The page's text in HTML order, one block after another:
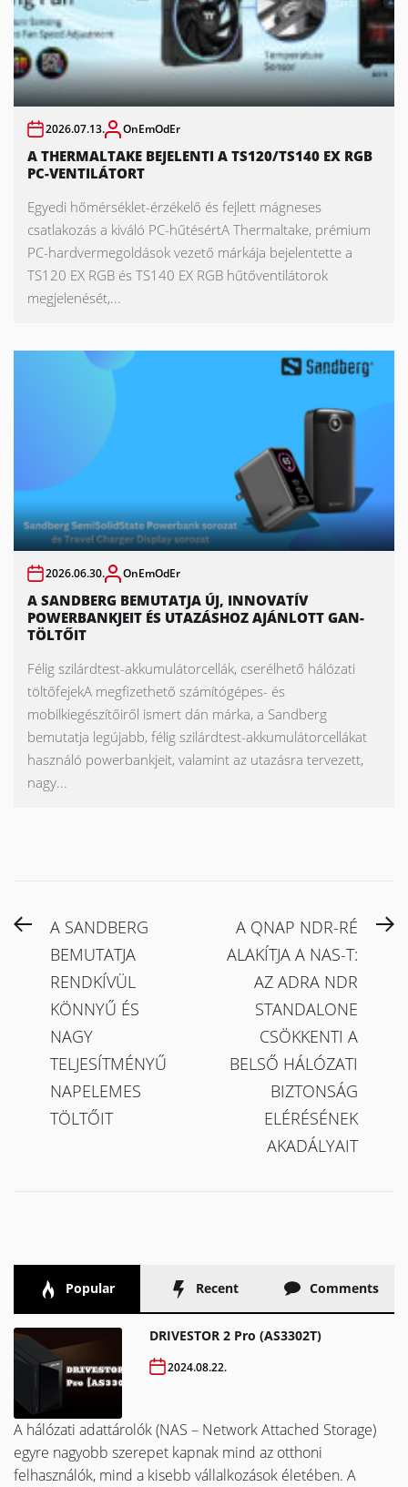
2026.07.13. OnEmOdEr
A THERMALTAKE BEJELENTI A TS120/TS140 EX RGB
PC-VENTILÁTORT
Egyedi hőmérséklet-érzékelő és fejlett mágneses
csatlakozás a kiváló PC-hűtésértA Thermaltake, prémium
PC-hardvermegoldások vezető márkája bejelentette a
TS120 EX RGB és TS140 EX RGB hűtőventilátorok
megjelenését,...
2026.06.30. OnEmOdEr
A SANDBERG BEMUTATJA ÚJ, INNOVATÍV
POWERBANKJEIT ÉS UTAZÁSHOZ AJÁNLOTT GAN-
TÖLTŐIT
Félig szilárdtest-akkumulátorcellák, cserélhető hálózati
töltőfejekA megfizethető számítógépes- és
mobilkiegészítőiről ismert dán márka, a Sandberg
bemutatja legújabb, félig szilárdtest-akkumulátorcellákat
használó powerbankjeit, valamint az utazásra tervezett,
nagy...
Bejegyzés
navigáció
PreviousA SANDBERG
BEMUTATJA
RENDKÍVÜL
KÖNNYŰ ÉS
NAGY
TELJESÍTMÉNYŰ
NAPELEMES
TÖLTŐIT
A QNAP NDR-RÉ
ALAKÍTJA A NAS-T:
AZ ADRA NDR
STANDALONE
CSÖKKENTI A
BELSŐ HÁLÓZATI
BIZTONSÁG
ELÉRÉSÉNEK
AKADÁLYAIT
Popular Recent Comments
DRIVESTOR 2 Pro (AS3302T)
2024.08.22.
A hálózati adattárolók (NAS – Network Attached Storage)
egyre nagyobb szerepet kapnak mind az otthoni
felhasználók, mind a kisebb vállalkozások életében. A